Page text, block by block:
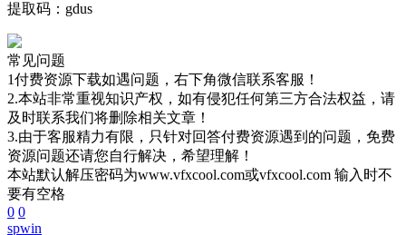
提取码：gdus
常见问题
1付费资源下载如遇问题，右下角微信联系客服！
2.本站非常重视知识产权，如有侵犯任何第三方合法权益，请
及时联系我们将删除相关文章！
3.由于客服精力有限，只针对回答付费资源遇到的问题，免费
资源问题还请您自行解决，希望理解！
本站默认解压密码为www.vfxcool.com或vfxcool.com 输入时不
要有空格
0 0
spwin